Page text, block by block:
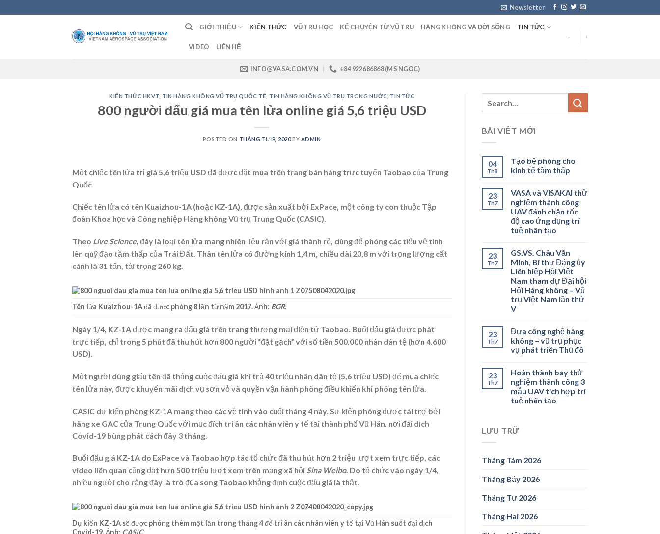
to
Newsletter
GIỚI THIỆU KIẾN THỨC VŨ TRỤ HỌC KỂ CHUYỆN TỪ VŨ TRỤ HÀNG KHÔNG VÀ ĐỜI SỐNG TIN TỨC
VIDEO LIÊN HỆ
- -
INFO@VASA.COM.VN +84 922686868 (MS NGỌC)
KIẾN THỨC HKVT TIN HÀNG KHÔNG VŨ TRỤ QUỐC TẾ TIN HÀNG KHÔNG VŨ TRỤ TRONG NƯỚC TIN TỨC
800 người đấu giá mua tên lửa online giá 5,6 triệu USD
POSTED ON THÁNG TƯ 9, 2020BY ADMIN
Một chiếc tên lửa trị giá 5,6 triệu USD đã được đặt mua trên trang bán hàng trực tuyến Taobao của Trung
Quốc.
Chiếc tên lửa có tên Kuaizhou-1A (hoặc KZ-1A), được sản xuất bởi ExPace, một công ty con thuộc Tập
đoàn Khoa học và Công nghiệp Hàng không Vũ trụ Trung Quốc (CASIC).
Theo Live Science, đây là loại tên lửa mang nhiên liệu rắn với giá thành rẻ, dùng để phóng các tiểu vệ tinh
lên quỹ đạo tầm thấp của Trái Đất. Thân tên lửa có đường kính 1,4 m, chiều dài 20,8 m với trọng lượng cất
cánh là 31 tấn, tải trọng 260 kg.
Tên lửa Kuaizhou-1A đã được phóng 8 lần từ năm 2017. Ảnh: BGR.
Ngày 1/4, KZ-1A được mang ra đấu giá trên trang thương mại điện tử Taobao. Buổi đấu giá được phát
trực tiếp, chỉ trong 5 phút đã thu hút hơn 800 người “đặt gạch” với số tiền 500.000 nhân dân tệ (hơn 4.600
USD).
Một người dùng giấu tên đã thắng cuộc đấu giá khi trả 40 triệu nhân dân tệ (5,6 triệu USD) để mua chiếc
tên lửa này, được khuyến mãi dịch vụ sơn vỏ và quyền vận hành phòng điều khiển khi phóng tên lửa.
CASIC dự kiến phóng KZ-1A mang theo các vệ tinh vào cuối tháng 4 này. Sự kiện phóng được tài trợ bởi
hãng xe GAC của Trung Quốc với mục đích tri ân các nhân viên y tế tại thành phố Vũ Hán, nơi đại dịch
Covid-19 bùng phát cách đây 3 tháng.
Buổi đấu giá KZ-1A do ExPace và Taobao hợp tác tổ chức đã thu hút hơn 2 triệu lượt xem trực tiếp, các
video liên quan cũng đạt hơn 500 triệu lượt xem trên mạng xã hội Sina Weibo. Do tổ chức vào ngày 1/4,
nhiều người cho rằng đây là trò đùa song Taobao khẳng định cuộc đấu giá là thật.
Dự kiến KZ-1A sẽ được phóng thêm một lần trong tháng 4 để tri ân các nhân viên y tế tại Vũ Hán suốt đại dịch
Covid-19. Ảnh: CASIC.
BÀI VIẾT MỚI
04
Th8
Tạo bệ phóng cho
kinh tế tầm thấp
23
Th7
VASA và VISAKAI thử
nghiệm thành công
UAV đánh chặn tốc
độ cao ứng dụng trí
tuệ nhân tạo
23
Th7
GS.VS. Châu Văn
Minh, Bí thư Đảng ủy
Liên hiệp Hội Việt
Nam tham dự Đại hội
Hội Hàng không – Vũ
trụ Việt Nam lần thứ
V
23
Th7
Đưa công nghệ hàng
không – vũ trụ phục
vụ phát triển Thủ đô
23
Th7
Hoàn thành bay thử
nghiệm thành công 3
mẫu UAV tích hợp trí
tuệ nhân tạo
LƯU TRỮ
Tháng Tám 2026
Tháng Bảy 2026
Tháng Tư 2026
Tháng Hai 2026